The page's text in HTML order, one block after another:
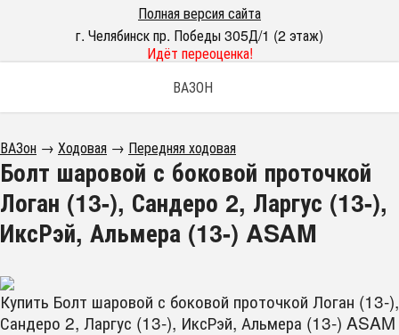
Полная версия сайта
г. Челябинск пр. Победы 305Д/1 (2 этаж)
Идёт переоценка!
ВАЗОН
ВАЗон → Ходовая → Передняя ходовая
Болт шаровой с боковой проточкой
Логан (13-), Сандеро 2, Ларгус (13-),
ИксРэй, Альмера (13-) ASAM
Купить Болт шаровой с боковой проточкой Логан (13-),
Сандеро 2, Ларгус (13-), ИксРэй, Альмера (13-) ASAM